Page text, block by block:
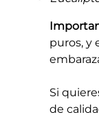
puros, y
Si
de